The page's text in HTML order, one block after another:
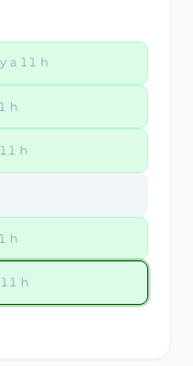
a 11 h
h
h
h
h